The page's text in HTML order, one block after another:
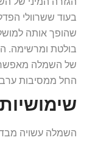
בעוד ששרוולי
שהופך אותה
בולטת ומרשימה.
של השמלה
החל ממסיבות ערב
השמלה עשויה